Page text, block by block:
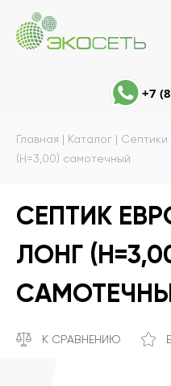
+7
Главная | Каталог | Септики
(Н=3,00) самотечный
СЕПТИК
ЛОНГ
К СРАВНЕНИЮ